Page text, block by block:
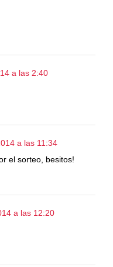
a las 2:40
a las 11:34
el sorteo, besitos!
a las 12:20